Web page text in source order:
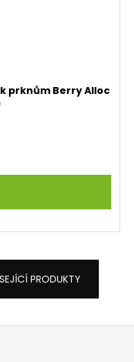
prknům Berry Alloc
PRODUKTY